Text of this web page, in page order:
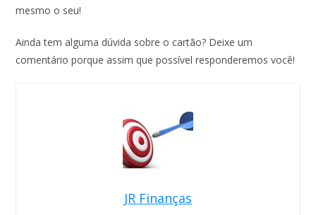
mesmo o seu!
Ainda tem alguma dúvida sobre o cartão? Deixe um
comentário porque assim que possível responderemos você!
JR Finanças